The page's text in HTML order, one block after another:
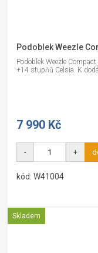
Podoblek Weezle
Podoblek Weezle
+14 stupňů Celsia. K
7 990 Kč
- +
kód: W41004
Skladem